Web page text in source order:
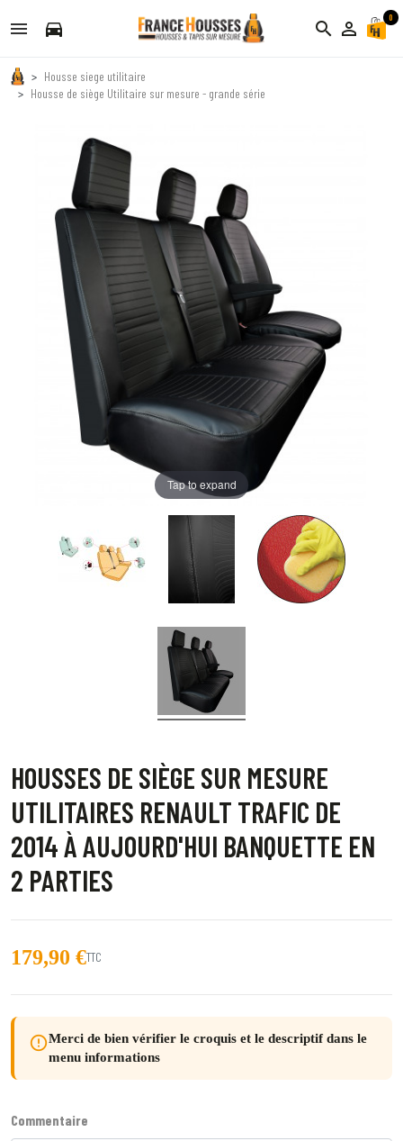
directions_car search person_outline
0
Housse siege utilitaire
Housse de siège Utilitaire sur mesure - grande série
Tap to expand
HOUSSES DE SIÈGE SUR MESURE
UTILITAIRES RENAULT TRAFIC DE
2014 À AUJOURD'HUI BANQUETTE EN
2 PARTIES
179,90 €TTC
error_outlineMerci de bien vérifier le croquis et le descriptif dans le
menu informations
Commentaire